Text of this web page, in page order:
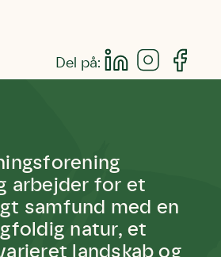
Del på:
arbejder for et
samfund med en
natur, et
landskab og